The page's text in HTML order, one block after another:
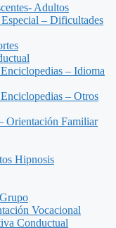
Adultos
– Dificultades
– Idioma
– Otros
Orientación Familiar
Hipnosis
Vocacional
Conductual